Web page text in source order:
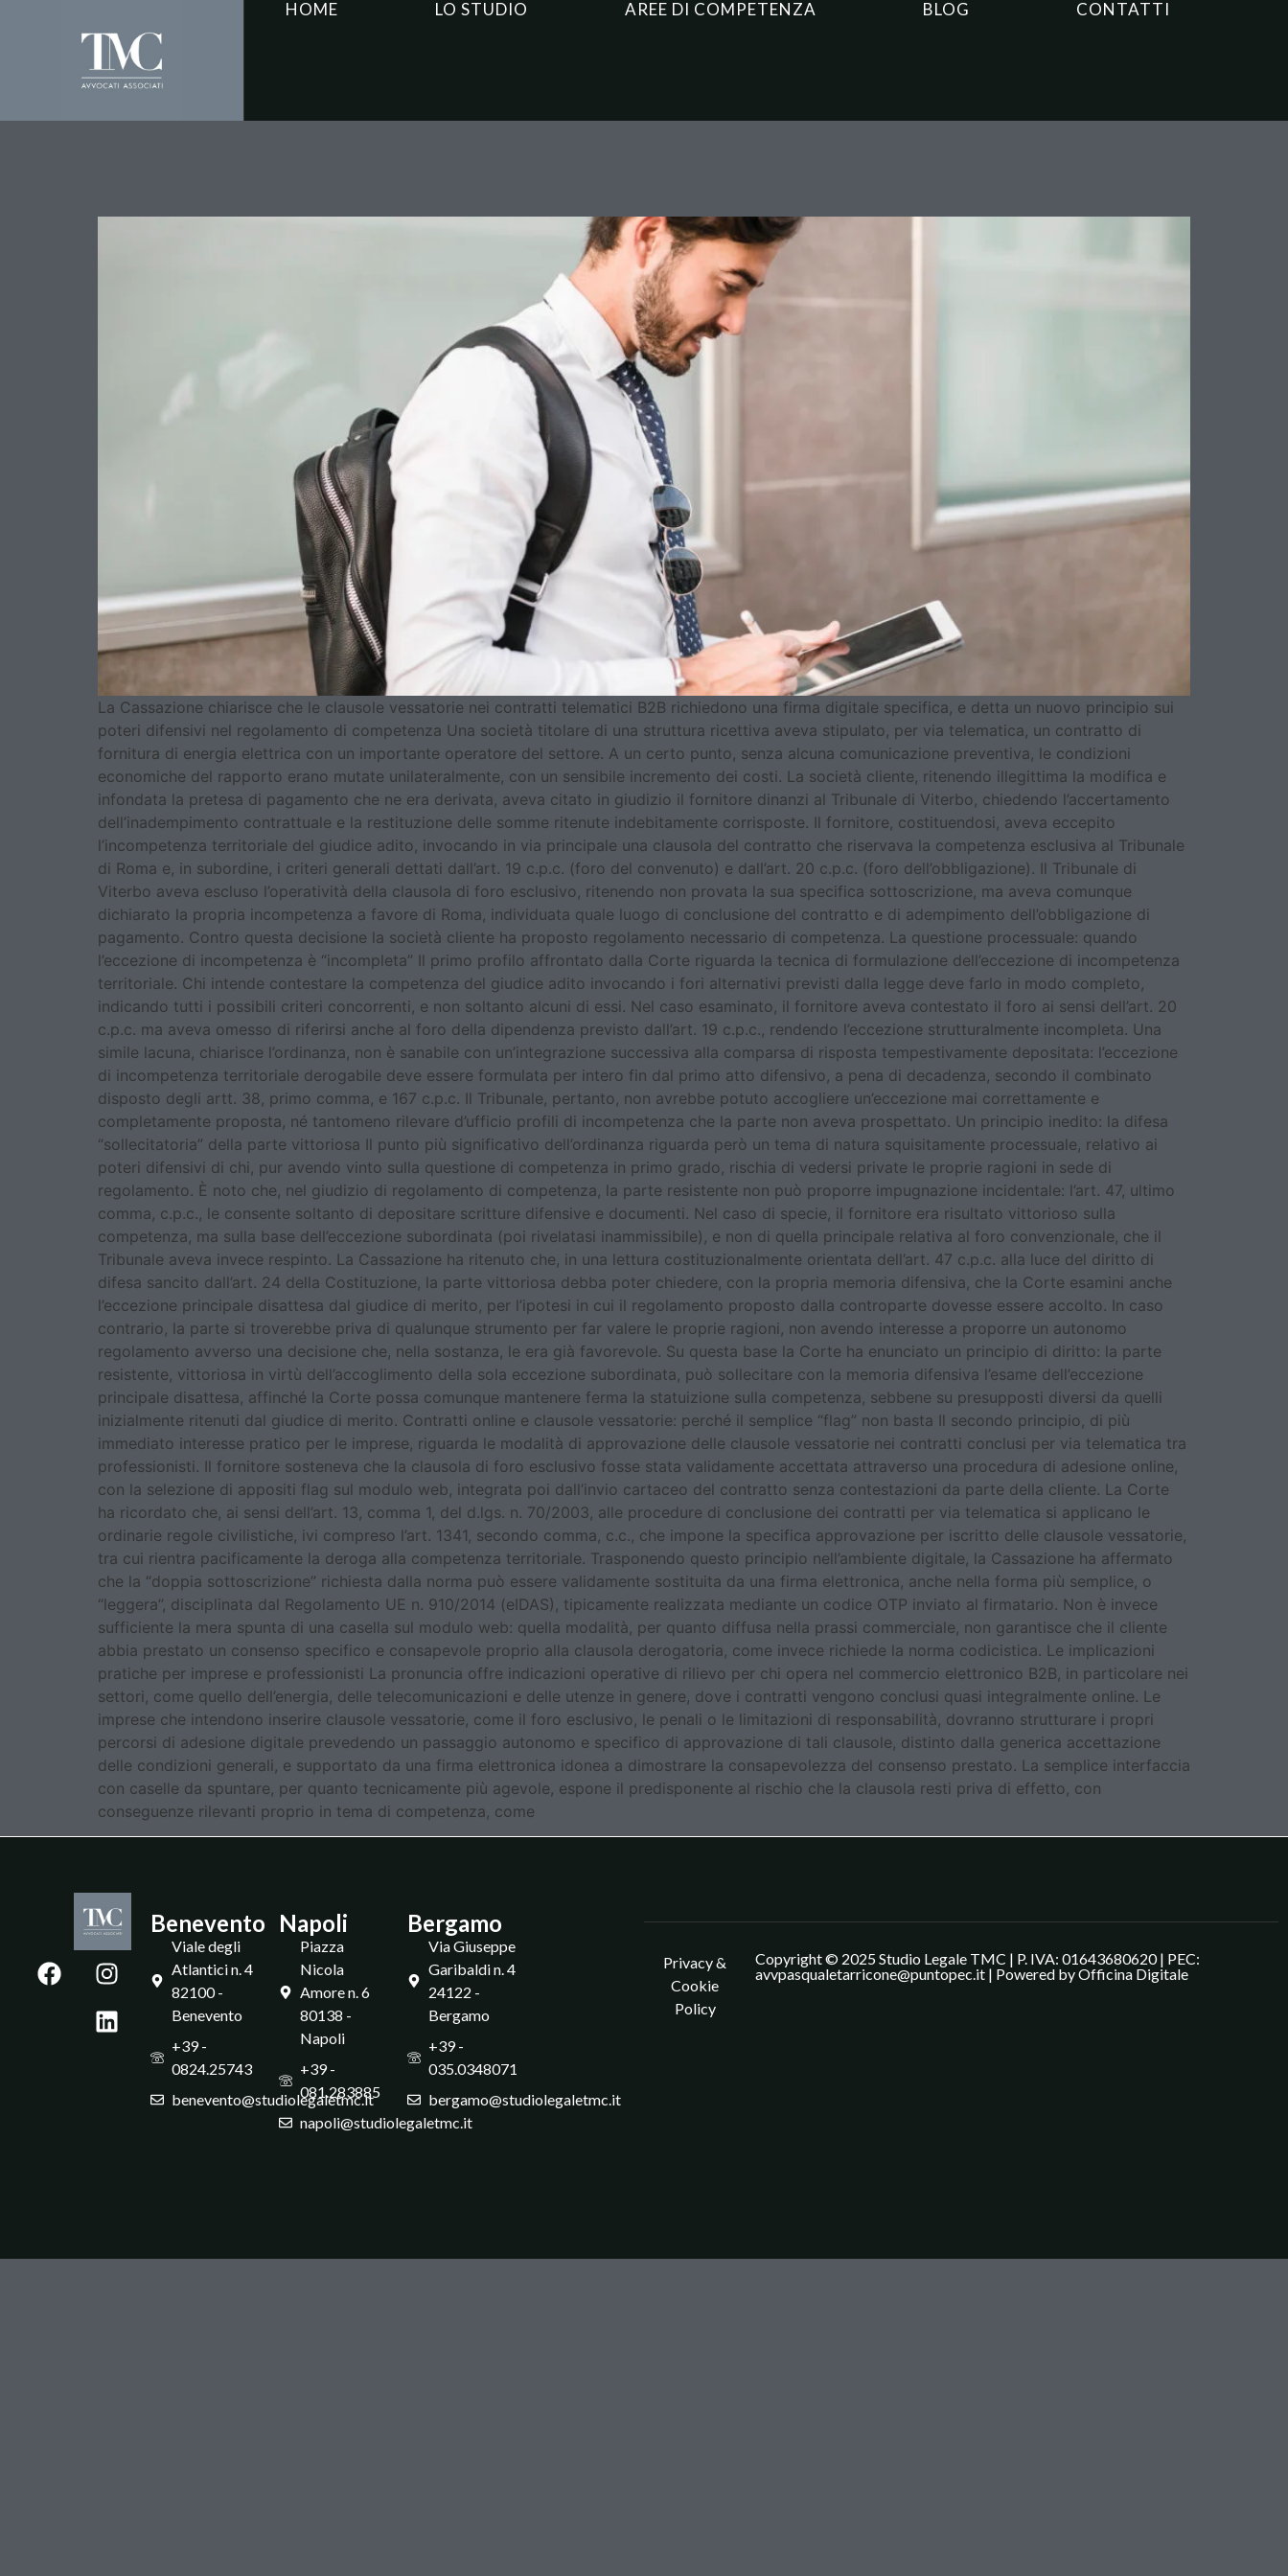
HOME LO STUDIO AREE DI COMPETENZA BLOG CONTATTI
La Cassazione chiarisce che le clausole vessatorie nei contratti telematici B2B richiedono una firma digitale specifica, e detta un nuovo principio sui
poteri difensivi nel regolamento di competenza Una società titolare di una struttura ricettiva aveva stipulato, per via telematica, un contratto di
fornitura di energia elettrica con un importante operatore del settore. A un certo punto, senza alcuna comunicazione preventiva, le condizioni
economiche del rapporto erano mutate unilateralmente, con un sensibile incremento dei costi. La società cliente, ritenendo illegittima la modifica e
infondata la pretesa di pagamento che ne era derivata, aveva citato in giudizio il fornitore dinanzi al Tribunale di Viterbo, chiedendo l’accertamento
dell’inadempimento contrattuale e la restituzione delle somme ritenute indebitamente corrisposte. Il fornitore, costituendosi, aveva eccepito
l’incompetenza territoriale del giudice adito, invocando in via principale una clausola del contratto che riservava la competenza esclusiva al Tribunale
di Roma e, in subordine, i criteri generali dettati dall’art. 19 c.p.c. (foro del convenuto) e dall’art. 20 c.p.c. (foro dell’obbligazione). Il Tribunale di
Viterbo aveva escluso l’operatività della clausola di foro esclusivo, ritenendo non provata la sua specifica sottoscrizione, ma aveva comunque
dichiarato la propria incompetenza a favore di Roma, individuata quale luogo di conclusione del contratto e di adempimento dell’obbligazione di
pagamento. Contro questa decisione la società cliente ha proposto regolamento necessario di competenza. La questione processuale: quando
l’eccezione di incompetenza è “incompleta” Il primo profilo affrontato dalla Corte riguarda la tecnica di formulazione dell’eccezione di incompetenza
territoriale. Chi intende contestare la competenza del giudice adito invocando i fori alternativi previsti dalla legge deve farlo in modo completo,
indicando tutti i possibili criteri concorrenti, e non soltanto alcuni di essi. Nel caso esaminato, il fornitore aveva contestato il foro ai sensi dell’art. 20
c.p.c. ma aveva omesso di riferirsi anche al foro della dipendenza previsto dall’art. 19 c.p.c., rendendo l’eccezione strutturalmente incompleta. Una
simile lacuna, chiarisce l’ordinanza, non è sanabile con un’integrazione successiva alla comparsa di risposta tempestivamente depositata: l’eccezione
di incompetenza territoriale derogabile deve essere formulata per intero fin dal primo atto difensivo, a pena di decadenza, secondo il combinato
disposto degli artt. 38, primo comma, e 167 c.p.c. Il Tribunale, pertanto, non avrebbe potuto accogliere un’eccezione mai correttamente e
completamente proposta, né tantomeno rilevare d’ufficio profili di incompetenza che la parte non aveva prospettato. Un principio inedito: la difesa
“sollecitatoria” della parte vittoriosa Il punto più significativo dell’ordinanza riguarda però un tema di natura squisitamente processuale, relativo ai
poteri difensivi di chi, pur avendo vinto sulla questione di competenza in primo grado, rischia di vedersi private le proprie ragioni in sede di
regolamento. È noto che, nel giudizio di regolamento di competenza, la parte resistente non può proporre impugnazione incidentale: l’art. 47, ultimo
comma, c.p.c., le consente soltanto di depositare scritture difensive e documenti. Nel caso di specie, il fornitore era risultato vittorioso sulla
competenza, ma sulla base dell’eccezione subordinata (poi rivelatasi inammissibile), e non di quella principale relativa al foro convenzionale, che il
Tribunale aveva invece respinto. La Cassazione ha ritenuto che, in una lettura costituzionalmente orientata dell’art. 47 c.p.c. alla luce del diritto di
difesa sancito dall’art. 24 della Costituzione, la parte vittoriosa debba poter chiedere, con la propria memoria difensiva, che la Corte esamini anche
l’eccezione principale disattesa dal giudice di merito, per l’ipotesi in cui il regolamento proposto dalla controparte dovesse essere accolto. In caso
contrario, la parte si troverebbe priva di qualunque strumento per far valere le proprie ragioni, non avendo interesse a proporre un autonomo
regolamento avverso una decisione che, nella sostanza, le era già favorevole. Su questa base la Corte ha enunciato un principio di diritto: la parte
resistente, vittoriosa in virtù dell’accoglimento della sola eccezione subordinata, può sollecitare con la memoria difensiva l’esame dell’eccezione
principale disattesa, affinché la Corte possa comunque mantenere ferma la statuizione sulla competenza, sebbene su presupposti diversi da quelli
inizialmente ritenuti dal giudice di merito. Contratti online e clausole vessatorie: perché il semplice “flag” non basta Il secondo principio, di più
immediato interesse pratico per le imprese, riguarda le modalità di approvazione delle clausole vessatorie nei contratti conclusi per via telematica tra
professionisti. Il fornitore sosteneva che la clausola di foro esclusivo fosse stata validamente accettata attraverso una procedura di adesione online,
con la selezione di appositi flag sul modulo web, integrata poi dall’invio cartaceo del contratto senza contestazioni da parte della cliente. La Corte
ha ricordato che, ai sensi dell’art. 13, comma 1, del d.lgs. n. 70/2003, alle procedure di conclusione dei contratti per via telematica si applicano le
ordinarie regole civilistiche, ivi compreso l’art. 1341, secondo comma, c.c., che impone la specifica approvazione per iscritto delle clausole vessatorie,
tra cui rientra pacificamente la deroga alla competenza territoriale. Trasponendo questo principio nell’ambiente digitale, la Cassazione ha affermato
che la “doppia sottoscrizione” richiesta dalla norma può essere validamente sostituita da una firma elettronica, anche nella forma più semplice, o
“leggera”, disciplinata dal Regolamento UE n. 910/2014 (eIDAS), tipicamente realizzata mediante un codice OTP inviato al firmatario. Non è invece
sufficiente la mera spunta di una casella sul modulo web: quella modalità, per quanto diffusa nella prassi commerciale, non garantisce che il cliente
abbia prestato un consenso specifico e consapevole proprio alla clausola derogatoria, come invece richiede la norma codicistica. Le implicazioni
pratiche per imprese e professionisti La pronuncia offre indicazioni operative di rilievo per chi opera nel commercio elettronico B2B, in particolare nei
settori, come quello dell’energia, delle telecomunicazioni e delle utenze in genere, dove i contratti vengono conclusi quasi integralmente online. Le
imprese che intendono inserire clausole vessatorie, come il foro esclusivo, le penali o le limitazioni di responsabilità, dovranno strutturare i propri
percorsi di adesione digitale prevedendo un passaggio autonomo e specifico di approvazione di tali clausole, distinto dalla generica accettazione
delle condizioni generali, e supportato da una firma elettronica idonea a dimostrare la consapevolezza del consenso prestato. La semplice interfaccia
con caselle da spuntare, per quanto tecnicamente più agevole, espone il predisponente al rischio che la clausola resti priva di effetto, con
conseguenze rilevanti proprio in tema di competenza, come
Benevento
Viale degli
Atlantici n. 4
82100 -
Benevento
+39 -
0824.25743
benevento@studiolegaletmc.it
Napoli
Piazza
Nicola
Amore n. 6
80138 -
Napoli
+39 -
081.283885
napoli@studiolegaletmc.it
Bergamo
Via Giuseppe
Garibaldi n. 4
24122 -
Bergamo
+39 -
035.0348071
bergamo@studiolegaletmc.it
Privacy &
Cookie
Policy
Copyright © 2025 Studio Legale TMC | P. IVA: 01643680620 | PEC:
avvpasqualetarricone@puntopec.it | Powered byOfficina Digitale